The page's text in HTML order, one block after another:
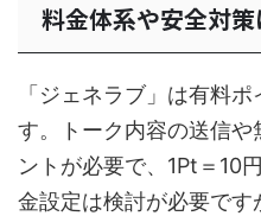
料金体系や安全対策
「ジェネラブ」は有料
す。トーク内容の送信や
ントが必要で、1Pt＝10
金設定は検討が必要で